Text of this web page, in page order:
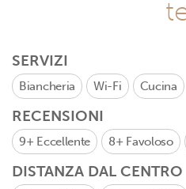
SERVIZI
Biancheria Wi-Fi Cucina
RECENSIONI
9+ Eccellente 8+ Favoloso
DISTANZA DAL CENTRO